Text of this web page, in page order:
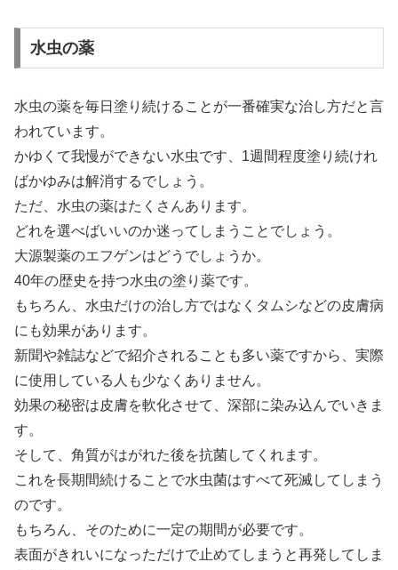
水虫の薬
水虫の薬を毎日塗り続けることが一番確実な治し方だと言
われています。
かゆくて我慢ができない水虫です、1週間程度塗り続けれ
ばかゆみは解消するでしょう。
ただ、水虫の薬はたくさんあります。
どれを選べばいいのか迷ってしまうことでしょう。
大源製薬のエフゲンはどうでしょうか。
40年の歴史を持つ水虫の塗り薬です。
もちろん、水虫だけの治し方ではなくタムシなどの皮膚病
にも効果があります。
新聞や雑誌などで紹介されることも多い薬ですから、実際
に使用している人も少なくありません。
効果の秘密は皮膚を軟化させて、深部に染み込んでいきま
す。
そして、角質がはがれた後を抗菌してくれます。
これを長期間続けることで水虫菌はすべて死滅してしまう
のです。
もちろん、そのために一定の期間が必要です。
表面がきれいになっただけで止めてしまうと再発してしま